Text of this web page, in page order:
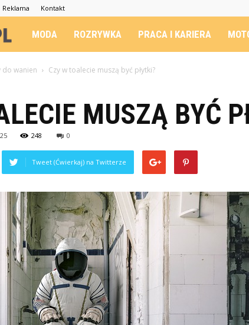
Reklama Kontakt
Rebel-
TV.pl
MODA ROZRYWKA PRACA I KARIERA
wanien Czy w toalecie muszą być płytki?
MUSZĄ BYĆ
248 0
Tweet (Ćwierkaj) na Twitterze